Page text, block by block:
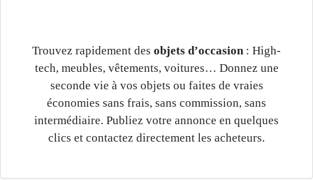
Trouvez rapidement des objets d’occasion : High-
tech, meubles, vêtements, voitures… Donnez une
seconde vie à vos objets ou faites de vraies
économies sans frais, sans commission, sans
intermédiaire. Publiez votre annonce en quelques
clics et contactez directement les acheteurs.